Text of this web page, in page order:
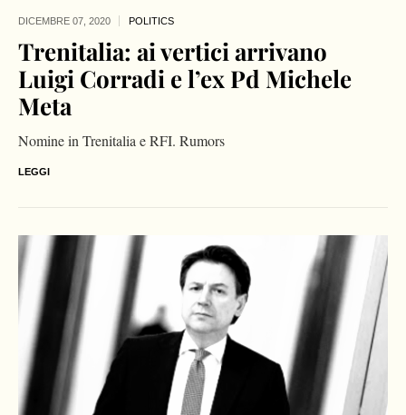
DICEMBRE 07, 2020 POLITICS
Trenitalia: ai vertici arrivano
Luigi Corradi e l’ex Pd Michele
Meta
Nomine in Trenitalia e RFI. Rumors
LEGGI